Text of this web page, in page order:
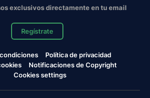
exclusivos directamente en tu email
Regístrate
Política de privacidad
Notificaciones de Copyright
Cookies settings